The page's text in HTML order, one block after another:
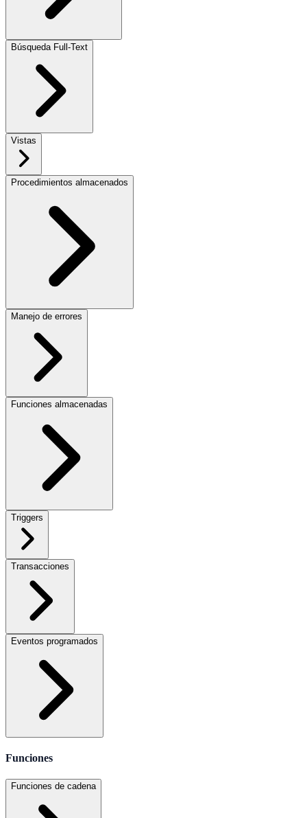
Búsqueda Full-Text
Vistas
Procedimientos almacenados
Manejo de errores
Funciones almacenadas
Triggers
Transacciones
Eventos programados
Funciones
Funciones de cadena